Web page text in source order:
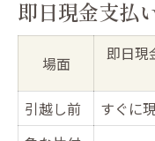
即日現金支払
場面
即日現
引越し前 すぐに